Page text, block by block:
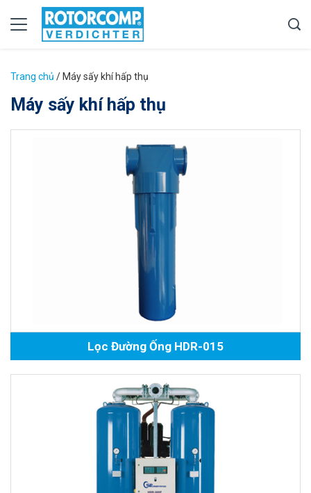
Trang chủ / Máy sấy khí hấp thụ
Máy sấy khí hấp thụ
Lọc Đường Ống HDR-015